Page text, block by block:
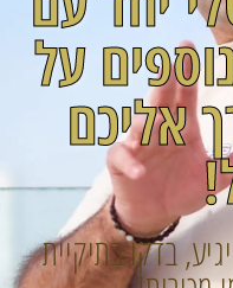
על
אליכם
בדקו בתיקיית